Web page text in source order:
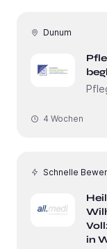
Dunum
4 Wochen
Schnelle
in